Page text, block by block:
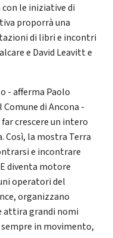
con le iniziative di
proporrà una
di libri e incontri
e David Leavitt e
- afferma Paolo
Comune di Ancona -
crescere un intero
la mostra Terra
e incontrare
diventa motore
operatori del
organizzano
attira grandi nomi
in movimento,